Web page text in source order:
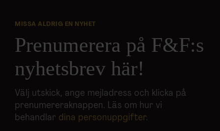
MISSA ALDRIG EN NYHET
Prenumerera på F&F:s
nyhetsbrev här!
Välj utskick, ange mejladress och klicka på
prenumereraknappen. Läs om hur vi
behandlar dina personuppgifter.